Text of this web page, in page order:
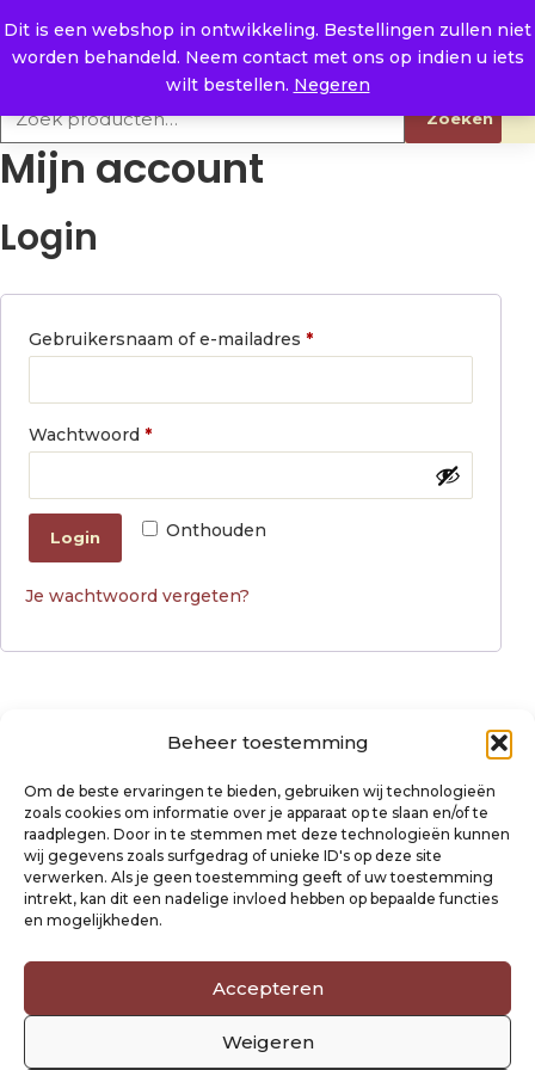
Beheer toestemming
Om de beste ervaringen te bieden, gebruiken wij technologieën
zoals cookies om informatie over je apparaat op te slaan en/of te
raadplegen. Door in te stemmen met deze technologieën kunnen
wij gegevens zoals surfgedrag of unieke ID's op deze site
verwerken. Als je geen toestemming geeft of uw toestemming
intrekt, kan dit een nadelige invloed hebben op bepaalde functies
en mogelijkheden.
Accepteren
Weigeren
Dit is een webshop in ontwikkeling. Bestellingen zullen niet
worden behandeld. Neem contact met ons op indien u iets
wilt bestellen. Negeren
E. info@raysland.nl
Productcategorieën
Zoeken
Mijn account
Login
Gebruikersnaam of e-mailadres *Vereist
Wachtwoord *Vereist
Onthouden
Login
Je wachtwoord vergeten?
Disclaimer
Privacyverklaring Raysland
Cookiebeleid
Mijn account
Contact
Verzending- en retourbeleid